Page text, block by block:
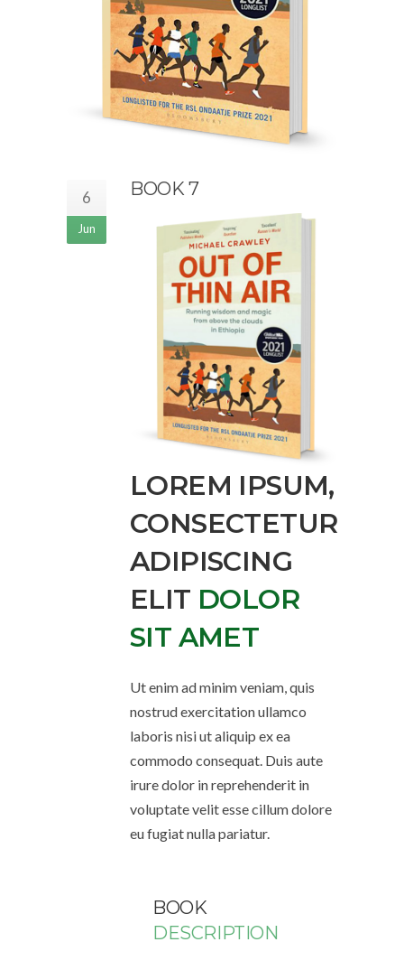
6
Jun
BOOK 7
LOREM IPSUM,
CONSECTETUR
ADIPISCING
ELIT DOLOR
SIT AMET
Ut enim ad minim veniam, quis
nostrud exercitation ullamco
laboris nisi ut aliquip ex ea
commodo consequat. Duis aute
irure dolor in reprehenderit in
voluptate velit esse cillum dolore
eu fugiat nulla pariatur.
BOOK
DESCRIPTION